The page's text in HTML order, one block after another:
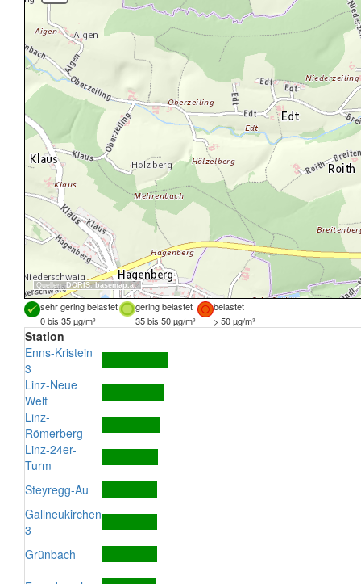
Quellen: DORIS,basemap.at
sehr gering belastet gering belastet
belastet
0 bis 35 µg/m³
35 bis 50 µg/m³ > 50 µg/m³
Station
Enns-Kristein
3
Linz-Neue
Welt
Linz-
Römerberg
Linz-24er-
Turm
Steyregg-Au
Gallneukirchen
3
Grünbach